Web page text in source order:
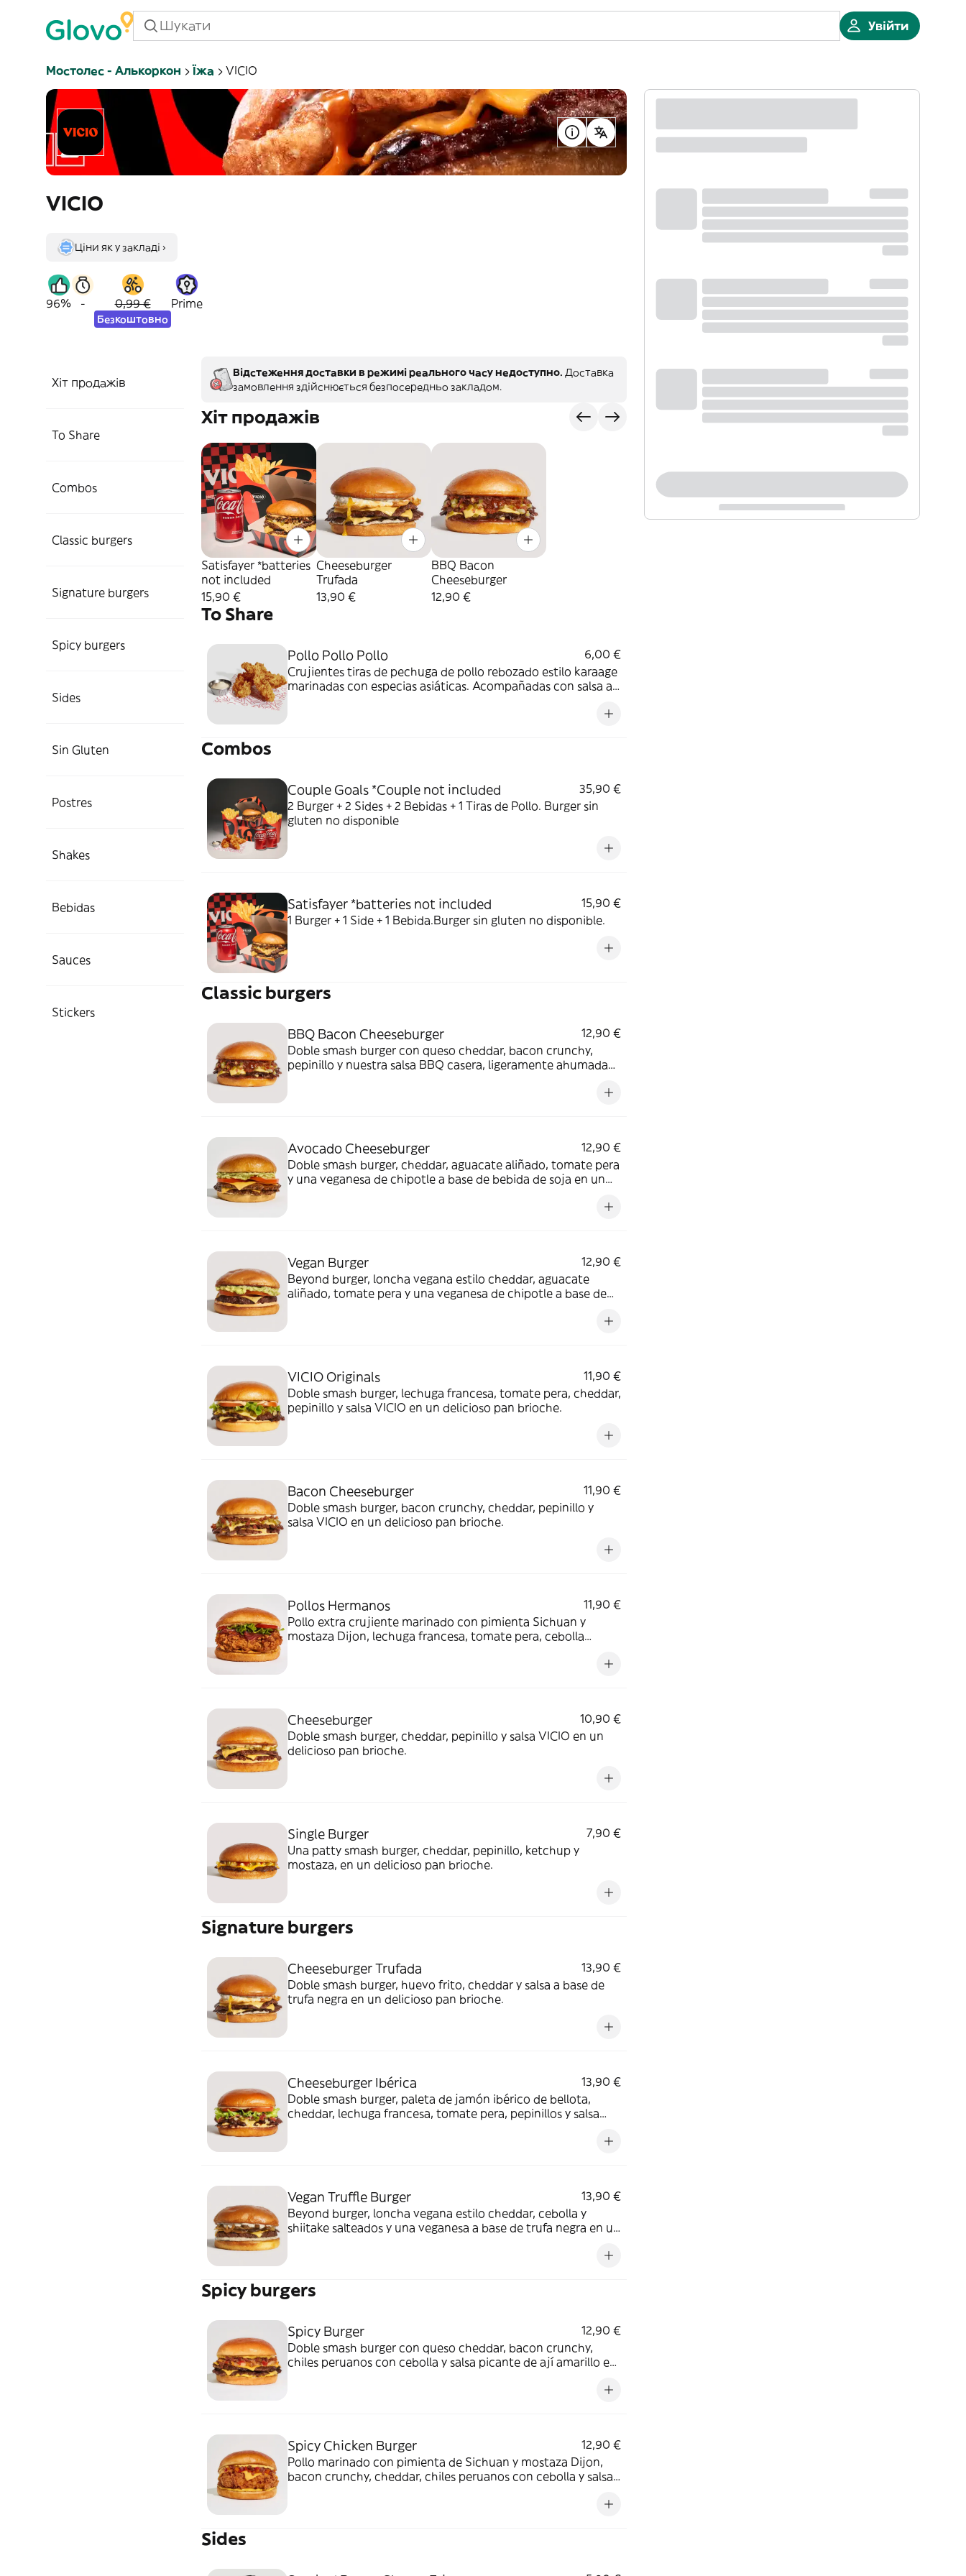
Увійти
Мостолес - Алькоркон Їжа VICIO
VICIO
Ціни як у закладі ›
96% - 0,99 €
Безкоштовно
Prime
Хіт продажів
To Share
Combos
Classic burgers
Signature burgers
Spicy burgers
Sides
Sin Gluten
Postres
Shakes
Bebidas
Sauces
Stickers
Відстеження доставки в режимі реального часу недоступно. Доставка
замовлення здійснюється безпосередньо закладом.
Хіт продажів
Satisfayer *batteries
not included
15,90 €
Cheeseburger
Trufada
13,90 €
BBQ Bacon
Cheeseburger
12,90 €
To Share
Pollo Pollo Pollo
6,00 €
Crujientes tiras de pechuga de pollo rebozado estilo karaage
marinadas con especias asiáticas. Acompañadas con salsa a
Combos
Couple Goals *Couple not included
35,90 €
2 Burger + 2 Sides + 2 Bebidas + 1 Tiras de Pollo. Burger sin
gluten no disponible
Satisfayer *batteries not included
15,90 €
1 Burger + 1 Side + 1 Bebida.Burger sin gluten no disponible.
Classic burgers
BBQ Bacon Cheeseburger
12,90 €
Doble smash burger con queso cheddar, bacon crunchy,
pepinillo y nuestra salsa BBQ casera, ligeramente ahumada
Avocado Cheeseburger
12,90 €
Doble smash burger, cheddar, aguacate aliñado, tomate pera
y una veganesa de chipotle a base de bebida de soja en un
Vegan Burger
12,90 €
Beyond burger, loncha vegana estilo cheddar, aguacate
aliñado, tomate pera y una veganesa de chipotle a base de
VICIO Originals
11,90 €
Doble smash burger, lechuga francesa, tomate pera, cheddar,
pepinillo y salsa VICIO en un delicioso pan brioche.
Bacon Cheeseburger
11,90 €
Doble smash burger, bacon crunchy, cheddar, pepinillo y
salsa VICIO en un delicioso pan brioche.
Pollos Hermanos
11,90 €
Pollo extra crujiente marinado con pimienta Sichuan y
mostaza Dijon, lechuga francesa, tomate pera, cebolla
Cheeseburger
10,90 €
Doble smash burger, cheddar, pepinillo y salsa VICIO en un
delicioso pan brioche.
Single Burger
7,90 €
Una patty smash burger, cheddar, pepinillo, ketchup y
mostaza, en un delicioso pan brioche.
Signature burgers
Cheeseburger Trufada
13,90 €
Doble smash burger, huevo frito, cheddar y salsa a base de
trufa negra en un delicioso pan brioche.
Cheeseburger Ibérica
13,90 €
Doble smash burger, paleta de jamón ibérico de bellota,
cheddar, lechuga francesa, tomate pera, pepinillos y salsa
Vegan Truffle Burger
13,90 €
Beyond burger, loncha vegana estilo cheddar, cebolla y
shiitake salteados y una veganesa a base de trufa negra en un
Spicy burgers
Spicy Burger
12,90 €
Doble smash burger con queso cheddar, bacon crunchy,
chiles peruanos con cebolla y salsa picante de ají amarillo en
Spicy Chicken Burger
12,90 €
Pollo marinado con pimienta de Sichuan y mostaza Dijon,
bacon crunchy, cheddar, chiles peruanos con cebolla y salsa
Sides